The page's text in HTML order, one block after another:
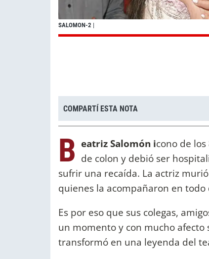
SALOMON-2 |
COMPARTÍ ESTA NOTA
B eatriz Salomón icono de
de colon y debió ser
sufrir una recaída. La actriz
quienes la acompañaron en
Es por eso que sus colegas,
un momento y con mucho
transformó en una leyenda del